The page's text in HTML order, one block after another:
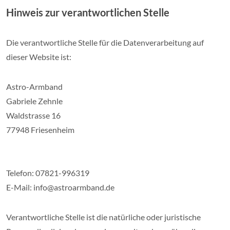
Hinweis zur verantwortlichen Stelle
Die verantwortliche Stelle für die Datenverarbeitung auf
dieser Website ist:
Astro-Armband
Gabriele Zehnle
Waldstrasse 16
77948 Friesenheim
Telefon: 07821-996319
E-Mail: info@astroarmband.de
Verantwortliche Stelle ist die natürliche oder juristische